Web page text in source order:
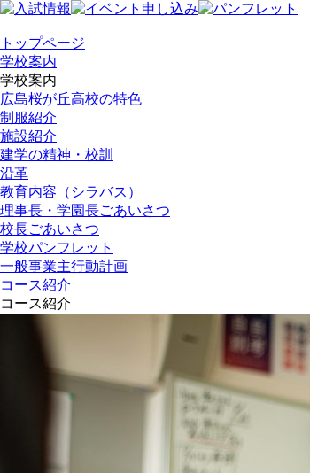
トップページ
学校案内
学校案内
広島桜が丘高校の特色
制服紹介
施設紹介
建学の精神・校訓
沿革
教育内容（シラバス）
理事長・学園長ごあいさつ
校長ごあいさつ
学校パンフレット
一般事業主行動計画
コース紹介
コース紹介